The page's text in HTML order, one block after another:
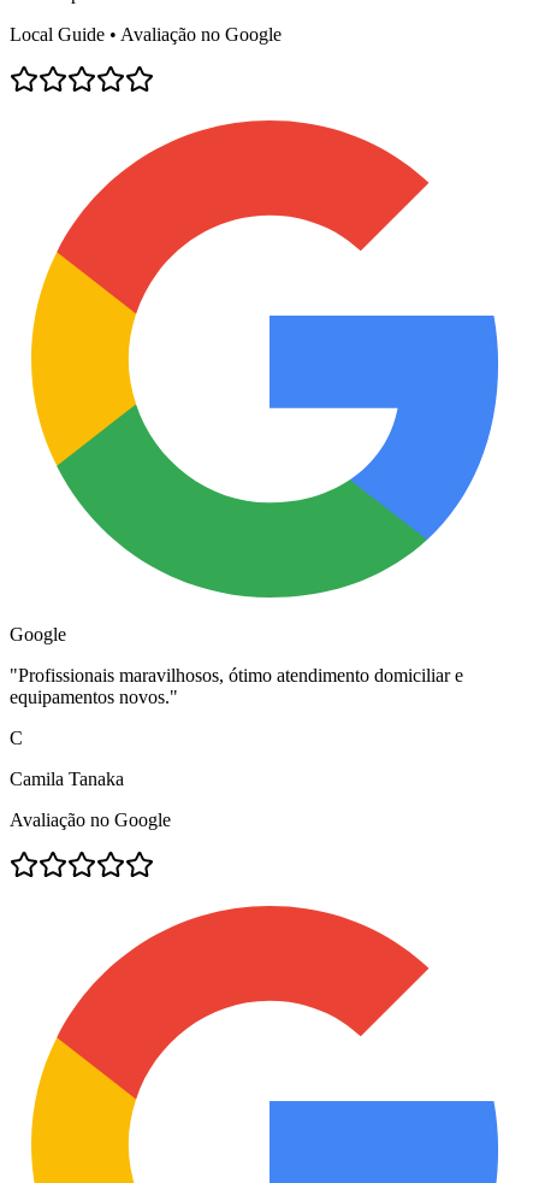
Local Guide • Avaliação no Google
Google
"Profissionais maravilhosos, ótimo atendimento domiciliar e
equipamentos novos."
C
Camila Tanaka
Avaliação no Google